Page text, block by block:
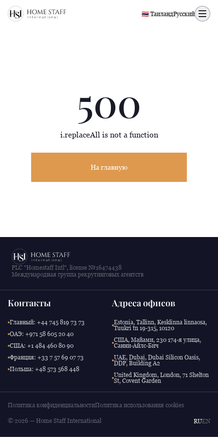
500 page
🇹🇭 ТаиландРусский
500
i.replaceAll is not a function
На главную
PLC "Homestaff Intl", license №16474438
Международная группа рекрутинговых агентств
Контакты
Главный: +44 745 819 73 73
ОАЭ: +971 58 605 20 40
США: +1 484 460 80 90
Франция: +33 7 57 69 07 73
Польша: +48 573 568 448
Адреса офисов
Estonia, Tallinn, Kesklinna linnaosa,
Tuukri tn 19-315, 10120
США, Майами, 230 174-я улица,
Санни-Айлс-Бич
UAE, Dubai, Dubai Silicon Oasis,
DDP, Building A2
United Kingdom, London, 71 Shelton
St, Covent Garden
Политика конфиденциальностиПолитика использования cookies
© 2026 — Home Staff International RUEN